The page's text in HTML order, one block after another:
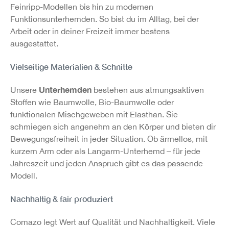
Feinripp-Modellen bis hin zu modernen
Funktionsunterhemden. So bist du im Alltag, bei der
Arbeit oder in deiner Freizeit immer bestens
ausgestattet.
Vielseitige Materialien & Schnitte
Unsere Unterhemden bestehen aus atmungsaktiven
Stoffen wie Baumwolle, Bio-Baumwolle oder
funktionalen Mischgeweben mit Elasthan. Sie
schmiegen sich angenehm an den Körper und bieten dir
Bewegungsfreiheit in jeder Situation. Ob ärmellos, mit
kurzem Arm oder als Langarm-Unterhemd – für jede
Jahreszeit und jeden Anspruch gibt es das passende
Modell.
Nachhaltig & fair produziert
Comazo legt Wert auf Qualität und Nachhaltigkeit. Viele